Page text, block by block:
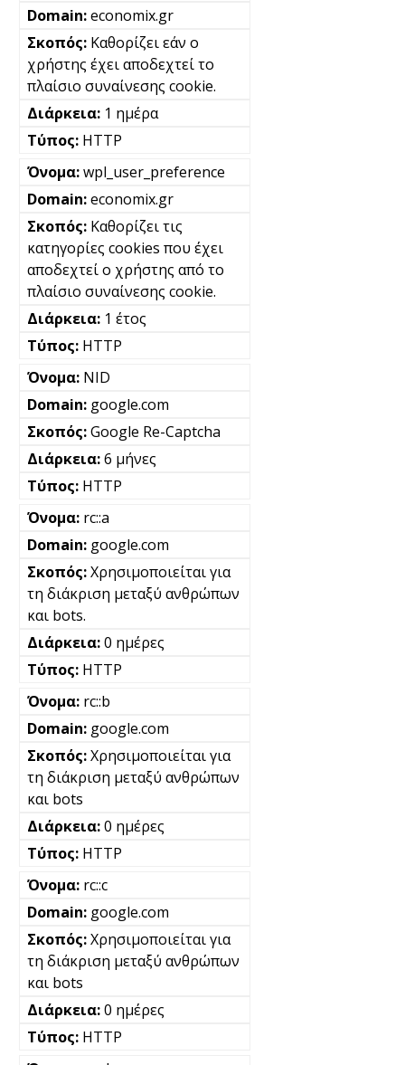
economix.gr
Καθορίζει εάν ο
χρήστης έχει αποδεχτεί το
πλαίσιο συναίνεσης cookie.
1 ημέρα
HTTP
wpl_user_preference
economix.gr
Καθορίζει τις
κατηγορίες cookies που έχει
αποδεχτεί ο χρήστης από το
πλαίσιο συναίνεσης cookie.
1 έτος
HTTP
NID
google.com
Google Re-Captcha
6 μήνες
HTTP
rc::a
google.com
Χρησιμοποιείται για
τη διάκριση μεταξύ ανθρώπων
και bots.
0 ημέρες
HTTP
rc::b
google.com
Χρησιμοποιείται για
τη διάκριση μεταξύ ανθρώπων
και bots
0 ημέρες
HTTP
rc::c
google.com
Χρησιμοποιείται για
τη διάκριση μεταξύ ανθρώπων
και bots
0 ημέρες
HTTP